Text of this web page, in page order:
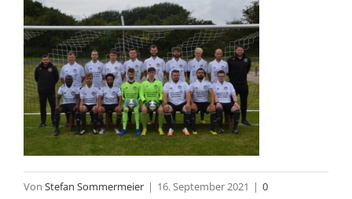
Von Stefan Sommermeier | 16. September 2021 | 0